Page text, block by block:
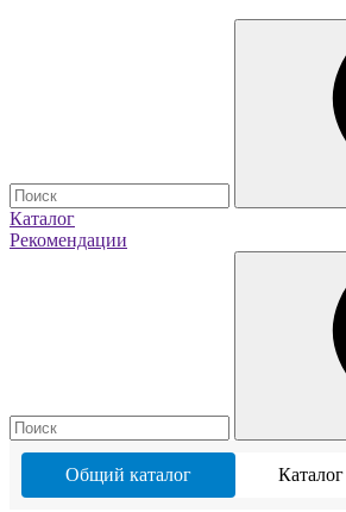
Каталог
Рекомендации
Общий каталог